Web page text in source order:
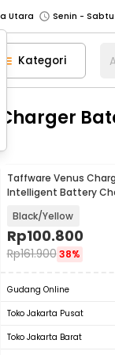
Utara
Barat
Senin -
Senin - Jumat
Barat
Senin -
Kategori
Taffware Venus
Intelligent Battery
Black/Yellow
Rp100.800
Rp161.900 38%
Gudang Online
Toko Jakarta Pusat
Toko Jakarta Barat